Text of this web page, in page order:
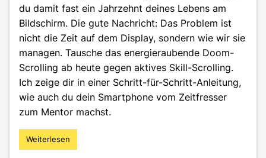
du damit fast ein Jahrzehnt deines Lebens am
Bildschirm. Die gute Nachricht: Das Problem ist
nicht die Zeit auf dem Display, sondern wie wir sie
managen. Tausche das energieraubende Doom-
Scrolling ab heute gegen aktives Skill-Scrolling.
Ich zeige dir in einer Schritt-für-Schritt-Anleitung,
wie auch du dein Smartphone vom Zeitfresser
zum Mentor machst.
"Screen-
time,
Weiterlesen